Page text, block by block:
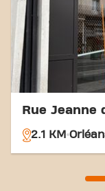
Rue Jeanne
2.1 KM